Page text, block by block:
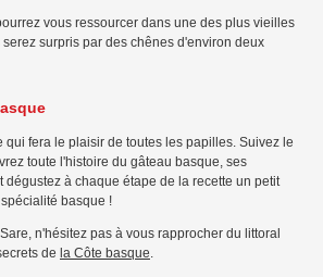
vous ressourcer dans une des plus vieilles
surpris par des chênes d'environ deux
qui fera le plaisir de toutes les papilles. Suivez le
toute l'histoire du gâteau basque, ses
à chaque étape de la recette un petit
basque !
n'hésitez pas à vous rapprocher du littoral
de la Côte basque.